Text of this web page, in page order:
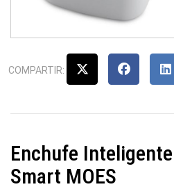
COMPARTIR:
Enchufe
Smart MOES